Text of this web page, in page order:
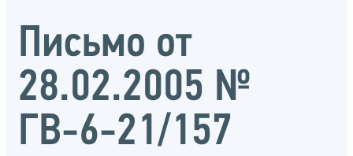
Письмо от
28.02.2005 №
ГВ-6-21/157